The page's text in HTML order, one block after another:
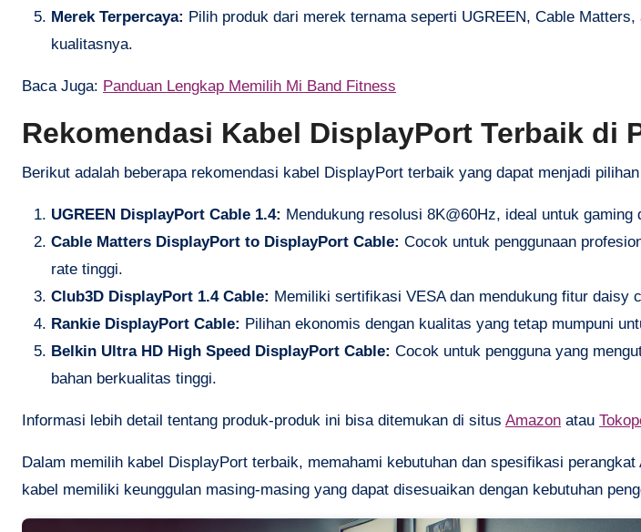
Merek Terpercaya: Pilih produk dari merek ternama seperti UGREEN, Cable
kualitasnya.
Baca Juga: Panduan Lengkap Memilih Mi Band Fitness
Rekomendasi Kabel DisplayPort Terbaik di
Berikut adalah beberapa rekomendasi kabel DisplayPort terbaik yang dapat menjadi pilihan
UGREEN DisplayPort Cable 1.4: Mendukung resolusi 8K@60Hz, ideal untuk gaming
Cable Matters DisplayPort to DisplayPort Cable: Cocok untuk penggunaan
rate tinggi.
Club3D DisplayPort 1.4 Cable: Memiliki sertifikasi VESA dan mendukung fitur daisy
Rankie DisplayPort Cable: Pilihan ekonomis dengan kualitas yang tetap mumpuni
Belkin Ultra HD High Speed DisplayPort Cable: Cocok untuk pengguna yang
bahan berkualitas tinggi.
Informasi lebih detail tentang produk-produk ini bisa ditemukan di situs Amazon atau
Dalam memilih kabel DisplayPort terbaik, memahami kebutuhan dan spesifikasi
kabel memiliki keunggulan masing-masing yang dapat disesuaikan dengan kebutuhan